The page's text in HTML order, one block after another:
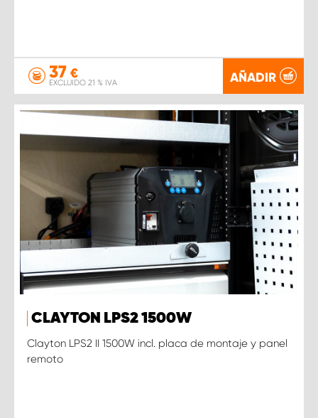
37 €
EXCLUIDO 21 % IVA AÑADIR
CLAYTON LPS2 1500W
Clayton LPS2 II 1500W incl. placa de montaje y panel
remoto